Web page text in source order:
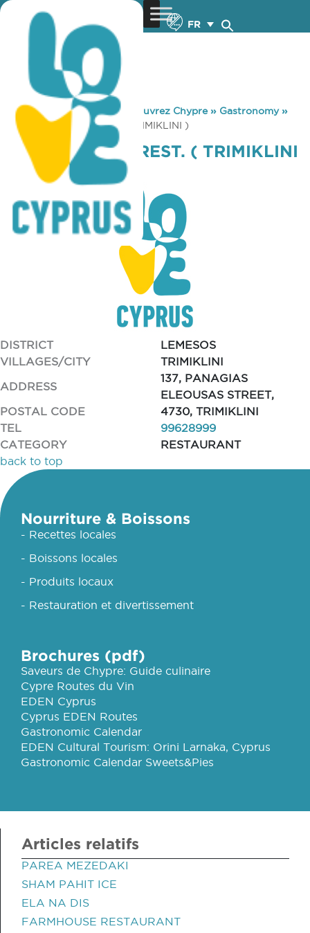
FR
You are here: Home »Découvrez Chypre» Gastronomy»
GREEN VALLEY REST. ( TRIMIKLINI )
GREEN VALLEY REST. ( TRIMIKLINI
DISTRICT
LEMESOS
VILLAGES/CITY
TRIMIKLINI
ADDRESS
137, PANAGIAS
ELEOUSAS STREET,
POSTAL CODE
4730, TRIMIKLINI
TEL
99628999
CATEGORY
RESTAURANT
back to top
Nourriture & Boissons
- Recettes locales
- Boissons locales
- Produits locaux
- Restauration et divertissement
Brochures (pdf)
Saveurs de Chypre: Guide culinaire
Cypre Routes du Vin
EDEN Cyprus
Cyprus EDEN Routes
Gastronomic Calendar
EDEN Cultural Tourism: Orini Larnaka, Cyprus
Gastronomic Calendar Sweets&Pies
Articles relatifs
PAREA MEZEDAKI
SHAM PAHIT ICE
ELA NA DIS
FARMHOUSE RESTAURANT